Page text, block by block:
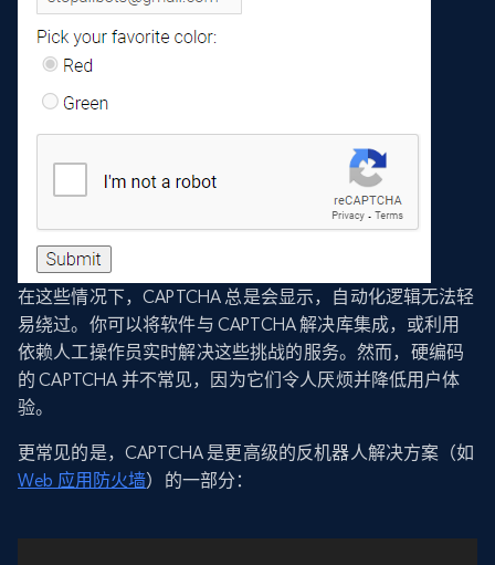
在这些情况下，CAPTCHA 总是会显示，自动化逻辑无法轻
易绕过。你可以将软件与 CAPTCHA 解决库集成，或利用
依赖人工操作员实时解决这些挑战的服务。然而，硬编码
的 CAPTCHA 并不常见，因为它们令人厌烦并降低用户体
验。
更常见的是，CAPTCHA 是更高级的反机器人解决方案（如
Web 应用防火墙）的一部分：